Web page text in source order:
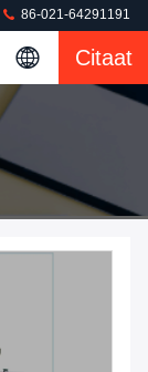
86-021-64291191
Citaat